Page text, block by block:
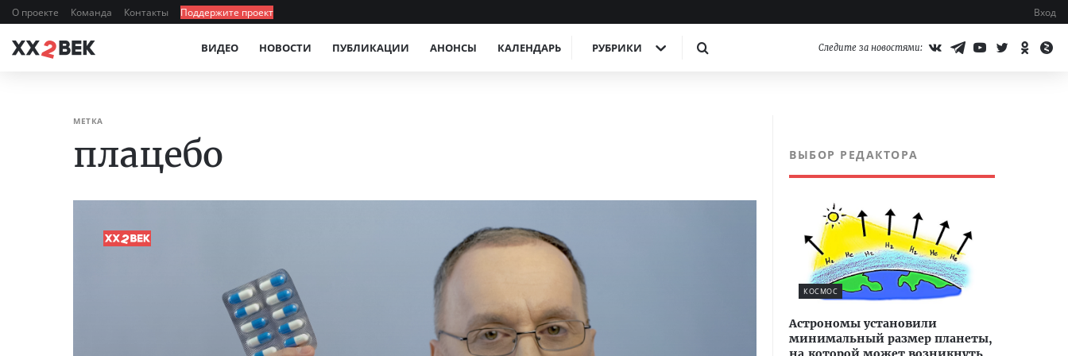
О проекте Команда Контакты Поддержите проект Вход
ВИДЕО НОВОСТИ ПУБЛИКАЦИИ АНОНСЫ КАЛЕНДАРЬ РУБРИКИ Следите за новостями:
МЕТКА
плацебо ВЫБОР РЕДАКТОРА
КОСМОС
Астрономы установили
минимальный размер планеты,